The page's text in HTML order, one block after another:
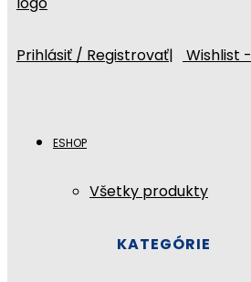
Prihlásiť / Registrovať| Wishlist -
ESHOP
Všetky produkty
KATEGÓRIE